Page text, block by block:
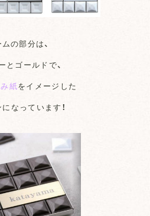
の部分は、
とゴールドで、
紙をイメージした
なっています！